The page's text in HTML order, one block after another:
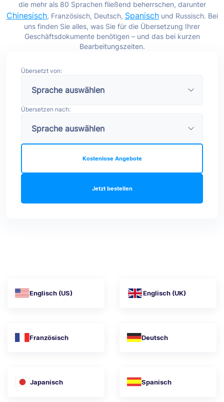
die mehr als 80 Sprachen fließend beherrschen, darunter
Chinesisch, Französisch, Deutsch, Spanischund Russisch. Bei
uns finden Sie alles, was Sie für die Übersetzung Ihrer
Geschäftsdokumente benötigen – und das bei kurzen
Bearbeitungszeiten.
Übersetzt von:
Übersetzen nach:
Jetzt bestellen
Kostenlose Angebote
Englisch (US) Englisch (UK)
Französisch Deutsch
Japanisch Spanisch